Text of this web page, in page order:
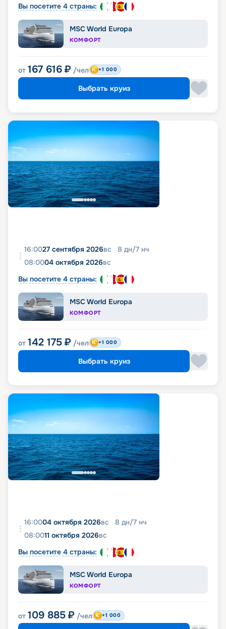
Вы посетите 4 страны:
MSC World Europa
КОМФОРТ
от 167 616 ₽ /чел +1 000
Выбрать круиз
16:0027 сентября 2026вс 8 дн/7 нч
08:0004 октября 2026вс
Вы посетите 4 страны:
MSC World Europa
КОМФОРТ
от 142 175 ₽ /чел +1 000
Выбрать круиз
16:0004 октября 2026вс 8 дн/7 нч
08:0011 октября 2026вс
Вы посетите 4 страны:
MSC World Europa
КОМФОРТ
от 109 885 ₽ /чел +1 000